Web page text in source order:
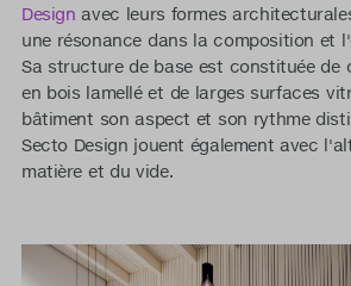
Design avec leurs formes
une résonance dans la composition et
Sa structure de base est constituée de
en bois lamellé et de larges surfaces
bâtiment son aspect et son rythme
Secto Design jouent également avec
matière et du vide.